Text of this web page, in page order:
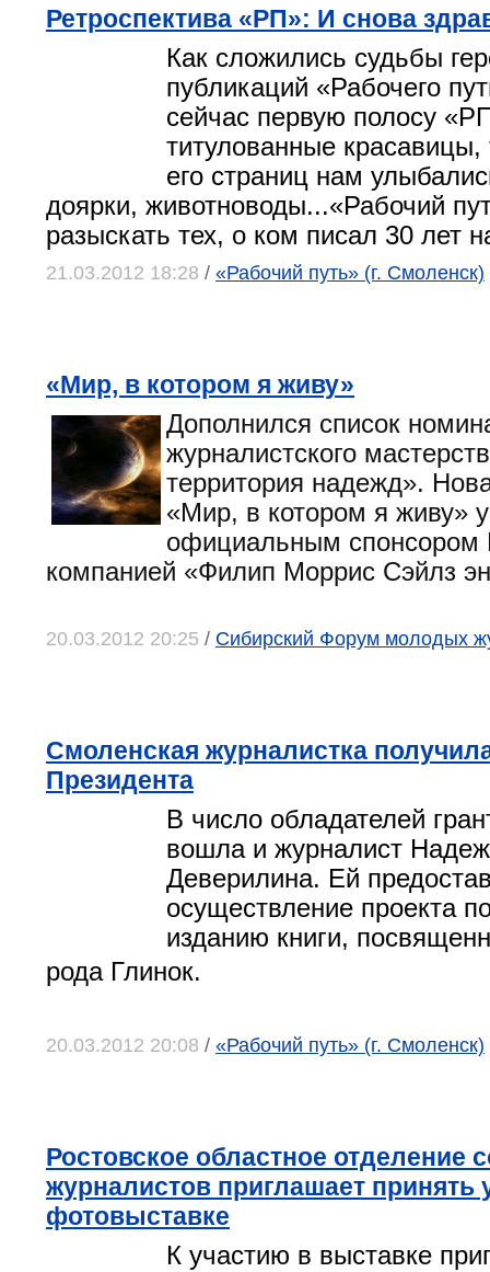
Ретроспектива «РП»: И снова
Как сложились судьбы
публикаций «Рабочего
сейчас первую полосу
титулованные
его страниц нам
доярки, животноводы...«Рабочий
разыскать тех, о ком писал 30 лет
21.03.2012 18:28 / «Рабочий путь» (г. Смоленск)
«Мир, в котором я живу»
Дополнился список
журналистского
территория надежд».
«Мир, в котором я живу»
официальным спонсором
компанией «Филип Моррис Сэйлз
20.03.2012 20:25 / Сибирский Форум молодых
Смоленская журналистка
Президента
В число обладателей
вошла и журналист
Деверилина. Ей
осуществление проекта
изданию книги,
рода Глинок.
20.03.2012 20:08 / «Рабочий путь» (г. Смоленск)
Ростовское областное отделение
журналистов приглашает принять
фотовыставке
К участию в выставке